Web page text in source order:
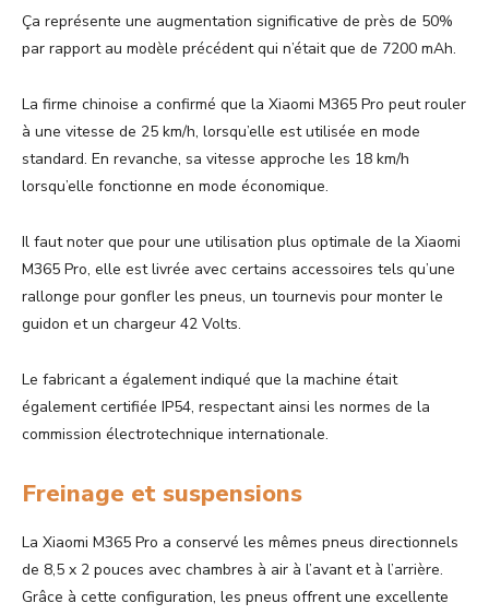
Ça représente une augmentation significative de près de 50%
par rapport au modèle précédent qui n’était que de 7200 mAh.
La firme chinoise a confirmé que la Xiaomi M365 Pro peut rouler
à une vitesse de 25 km/h, lorsqu’elle est utilisée en mode
standard. En revanche, sa vitesse approche les 18 km/h
lorsqu’elle fonctionne en mode économique.
Il faut noter que pour une utilisation plus optimale de la Xiaomi
M365 Pro, elle est livrée avec certains accessoires tels qu’une
rallonge pour gonfler les pneus, un tournevis pour monter le
guidon et un chargeur 42 Volts.
Le fabricant a également indiqué que la machine était
également certifiée IP54, respectant ainsi les normes de la
commission électrotechnique internationale.
Freinage et suspensions
La Xiaomi M365 Pro a conservé les mêmes pneus directionnels
de 8,5 x 2 pouces avec chambres à air à l’avant et à l’arrière.
Grâce à cette configuration, les pneus offrent une excellente